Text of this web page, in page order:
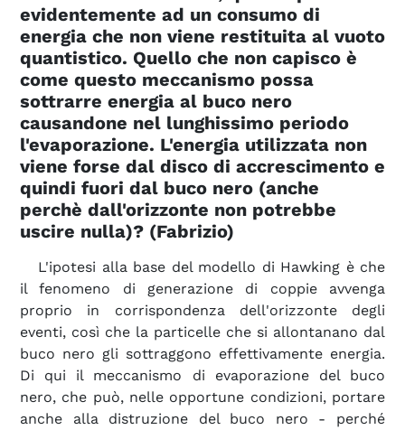
evidentemente ad un consumo di
energia che non viene restituita al vuoto
quantistico. Quello che non capisco è
come questo meccanismo possa
sottrarre energia al buco nero
causandone nel lunghissimo periodo
l'evaporazione. L'energia utilizzata non
viene forse dal disco di accrescimento e
quindi fuori dal buco nero (anche
perchè dall'orizzonte non potrebbe
uscire nulla)? (Fabrizio)
L'ipotesi alla base del modello di Hawking è che
il fenomeno di generazione di coppie avvenga
proprio in corrispondenza dell'orizzonte degli
eventi, così che la particelle che si allontanano dal
buco nero gli sottraggono effettivamente energia.
Di qui il meccanismo di evaporazione del buco
nero, che può, nelle opportune condizioni, portare
anche alla distruzione del buco nero - perché